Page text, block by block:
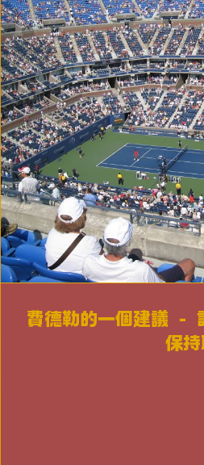
網球場攝影
費德勒的一個建議 -
保